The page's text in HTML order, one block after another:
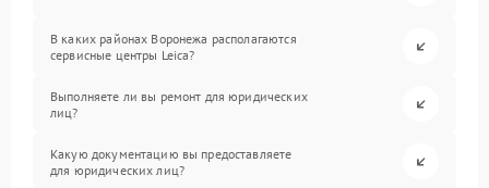
В каких районах Воронежа располагаются
сервисные центры Leica?
Выполняете ли вы ремонт для юридических
лиц?
Какую документацию вы предоставляете
для юридических лиц?